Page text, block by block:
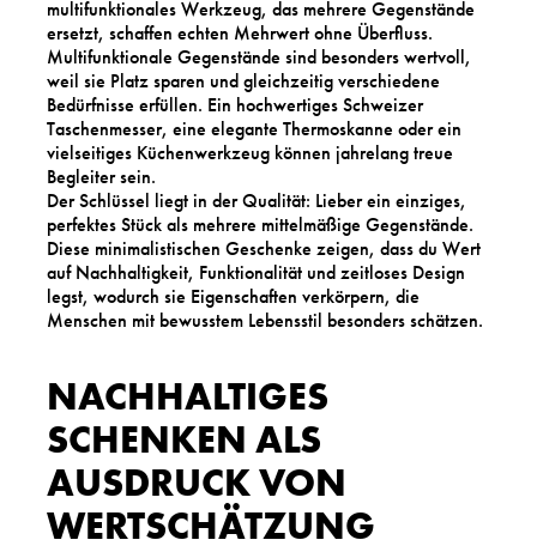
multifunktionales Werkzeug, das mehrere Gegenstände
ersetzt, schaffen echten Mehrwert ohne Überfluss.
Multifunktionale Gegenstände sind besonders wertvoll,
weil sie Platz sparen und gleichzeitig verschiedene
Bedürfnisse erfüllen. Ein hochwertiges Schweizer
Taschenmesser, eine elegante Thermoskanne oder ein
vielseitiges Küchenwerkzeug können jahrelang treue
Begleiter sein.
Der Schlüssel liegt in der Qualität: Lieber ein einziges,
perfektes Stück als mehrere mittelmäßige Gegenstände.
Diese minimalistischen Geschenke zeigen, dass du Wert
auf Nachhaltigkeit, Funktionalität und zeitloses Design
legst, wodurch sie Eigenschaften verkörpern, die
Menschen mit bewusstem Lebensstil besonders schätzen.
NACHHALTIGES
SCHENKEN ALS
AUSDRUCK VON
WERTSCHÄTZUNG